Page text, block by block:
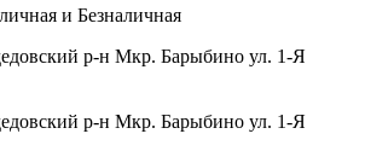
и Безналичная
р-н Мкр. Барыбино ул. 1-Я
р-н Мкр. Барыбино ул. 1-Я